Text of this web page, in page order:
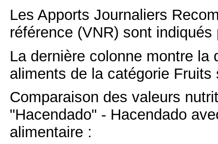
Les Apports Journaliers
référence (VNR) sont
La dernière colonne montre
aliments de la catégorie Fruits
Comparaison des valeurs
"Hacendado" - Hacendado
alimentaire :